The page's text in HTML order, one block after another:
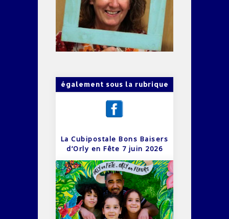
également sous la rubrique
La Cubipostale Bons Baisers
d’Orly en Fête 7 juin 2026